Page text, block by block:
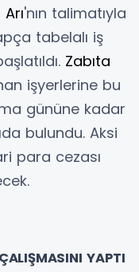
'nın talimatıyla
tabelalı iş
Zabıta
işyerlerine bu
gününe kadar
bulundu. Aksi
para cezası
YAPTI